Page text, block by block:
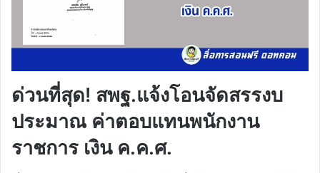
ด่วนที่สุด! สพฐ.แจ้งโอนจัดสรรงบ
ประมาณ ค่าตอบแทนพนักงาน
ราชการ เงิน ค.ค.ศ.